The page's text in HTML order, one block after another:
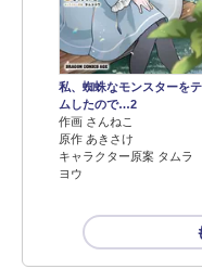
私、蜘蛛なモンスターを
ムしたので…2
作画 さんねこ
原作 あきさけ
キャラクター原案 タムラ
ヨウ